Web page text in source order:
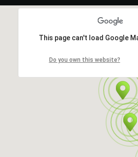
This page can't load Google
Do you own this website?